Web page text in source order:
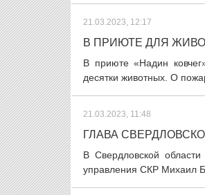
21.03.2023, 12:17
В ПРИЮТЕ ДЛЯ
В приюте «Надин
десятки животных. О
21.03.2023, 11:48
ГЛАВА
В Свердловской области
управления СКР Михаил